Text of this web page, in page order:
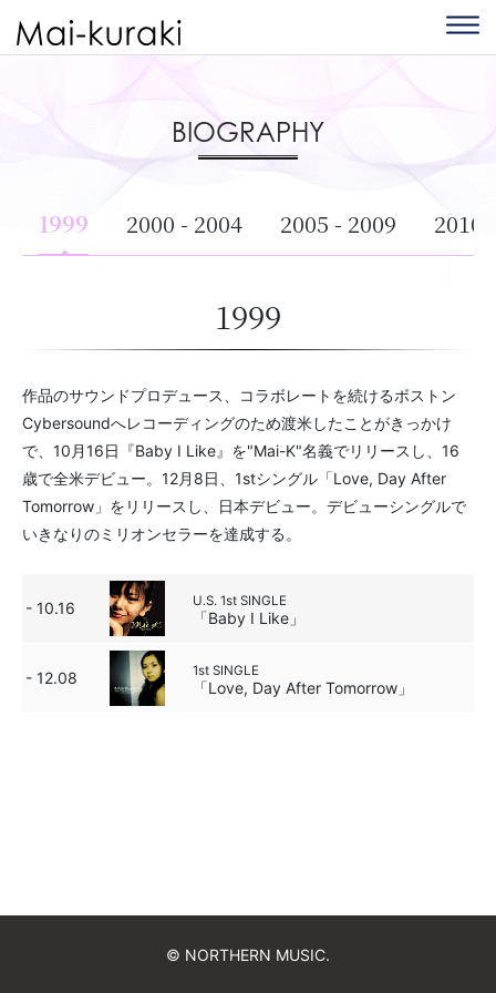
BIOGRAPHY
1999 2000 - 2004 2005 - 2009 2010
1999
作品のサウンドプロデュース、コラボレートを続けるボストン
Cybersoundへレコーディングのため渡米したことがきっかけ
で、10月16日『Baby I Like』を"Mai-K"名義でリリースし、16
歳で全米デビュー。12月8日、1stシングル「Love, Day After
Tomorrow」をリリースし、日本デビュー。デビューシングルで
いきなりのミリオンセラーを達成する。
- 10.16 U.S. 1st SINGLE
「Baby I Like」
- 12.08 1st SINGLE
「Love, Day After Tomorrow」
© NORTHERN MUSIC.